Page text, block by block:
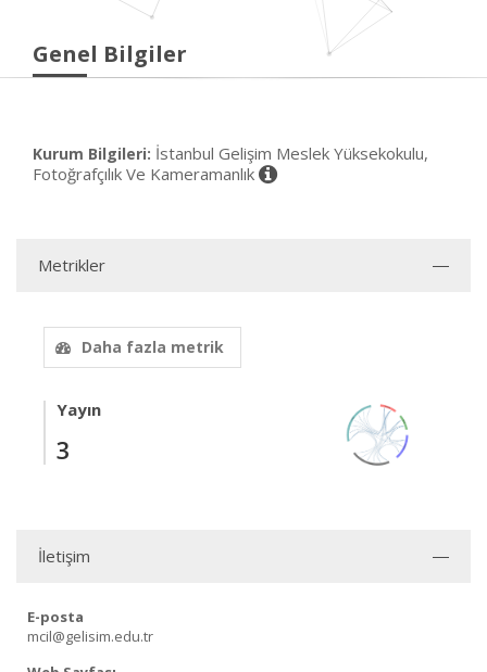
Genel Bilgiler
Kurum Bilgileri: İstanbul Gelişim Meslek Yüksekokulu,
Fotoğrafçılık Ve Kameramanlık
Metrikler
Daha fazla metrik
Yayın
3
İletişim
E-posta
mcil@gelisim.edu.tr